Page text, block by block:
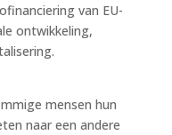
van EU-
ontwikkeling,
mensen hun
naar een andere